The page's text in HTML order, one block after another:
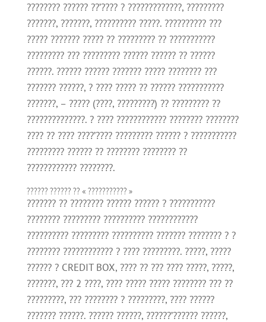
???????? ?????? ??’???? ? ?????????????, ?????????
???????, ???????, ?????????? ?????. ?????????? ???
????? ??????? ????? ?? ????????? ?? ???????????
????????? ??? ????????? ?????? ?????? ?? ??????
??????. ?????? ?????? ??????? ????? ???????? ???
??????? ??????, ? ???? ????? ?? ?????? ???????????
???????, – ????? (????, ?????????) ?? ????????? ??
??????????????. ? ???? ???????????? ???????? ????????
???? ?? ???? ????’???? ????????? ?????? ? ???????????
????????? ?????? ?? ???????? ???????? ??
???????????? ????????.
?????? ?????? ?? « ??????????? »
??????? ?? ???????? ?????? ?????? ? ???????????
???????? ????????? ?????????? ????????????
?????????? ????????? ?????????? ??????? ???????? ? ?
???????? ???????????? ? ???? ?????????. ?????, ?????
?????? ? CREDIT BOX, ???? ?? ??? ???? ?????, ?????,
???????, ??? 2 ????, ???? ????? ????? ???????? ??? ??
?????????, ??? ???????? ? ?????????, ???? ??????
??????? ??????. ?????? ??????, ??????’?????? ??????,